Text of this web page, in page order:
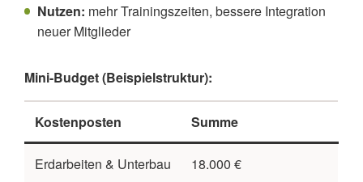
Nutzen: mehr Trainingszeiten, bessere Integration
neuer Mitglieder
Mini-Budget (Beispielstruktur):
Kostenposten Summe
Erdarbeiten & Unterbau 18.000 €